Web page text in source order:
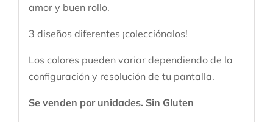
amor y buen rollo.
3 diseños diferentes ¡colecciónalos!
Los colores pueden variar dependiendo de la
configuración y resolución de tu pantalla.
Se venden por unidades. Sin Gluten